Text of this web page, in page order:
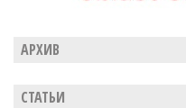
АРХИВ
СТАТЬИ